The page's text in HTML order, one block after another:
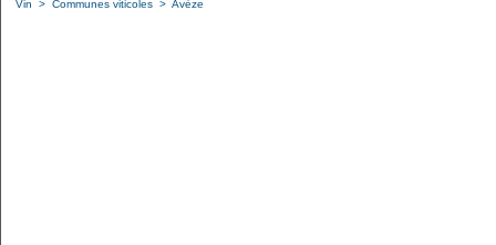
Vin > Communes viticoles > Avèze